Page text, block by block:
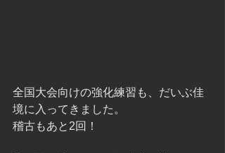
全国大会向けの強化練習も、だいぶ佳
境に入ってきました。
稽古もあと2回！